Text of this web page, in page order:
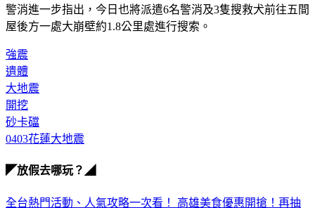
警消進一步指出，今日也將派遣6名警消及3隻搜救犬前往五間
屋後方一處大崩壁約1.8公里處進行搜索。
強震
遺體
大地震
開挖
砂卡礑
0403花蓮大地震
◤放假去哪玩？◢
全台熱門活動、人氣攻略一次看！ 高雄美食優惠開搶！再抽